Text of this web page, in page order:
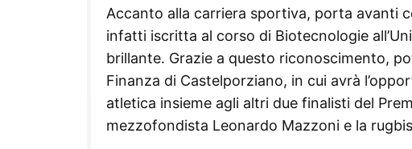
Accanto alla carriera sportiva, porta avanti
infatti iscritta al corso di Biotecnologie
brillante. Grazie a questo riconoscimento,
Finanza di Castelporziano, in cui avrà
atletica insieme agli altri due finalisti del
mezzofondista Leonardo Mazzoni e la